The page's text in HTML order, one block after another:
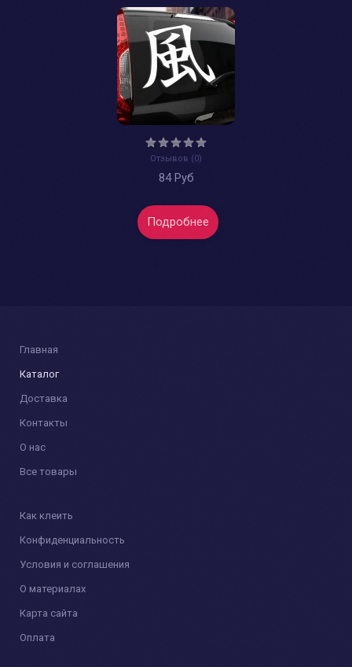
Отзывов (0)
84 Руб
Подробнее
Главная
Каталог
Доставка
Контакты
О нас
Все товары
Как клеить
Конфиденциальность
Условия и соглашения
О материалах
Карта сайта
Оплата